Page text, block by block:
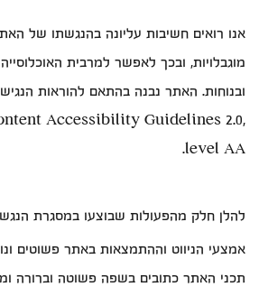
אנו רואים חשיבות עליונה בהנגשתו של
מוגבלויות, ובכך לאפשר למרבית
ובנוחות. האתר נבנה בהתאם להוראות
Accessibility Guidelines 2.0,
level AA.
להלן חלק מהפעולות שבוצעו במסגרת
אמצעי הניווט וההתמצאות באתר פשוטים
תכני האתר כתובים בשפה פשוטה וברורה